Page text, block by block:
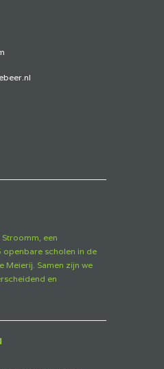
een
scholen in de
Meierij. Samen zijn we
en